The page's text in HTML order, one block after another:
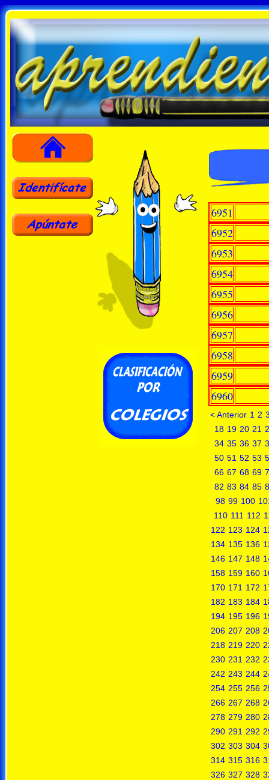
6951
6952
6953
6954
6955
6956
6957
6958
6959
6960
< Anterior 1 2
18 19 20 21
34 35 36 37
50 51 52 53
66 67 68 69
82 83 84 85
98 99 100
110 111 112
122 123 124
134 135 136
146 147 148
158 159 160
170 171 172
182 183 184
194 195 196
206 207 208
218 219 220
230 231 232
242 243 244
254 255 256
266 267 268
278 279 280
290 291 292
302 303 304
314 315 316
326 327 328